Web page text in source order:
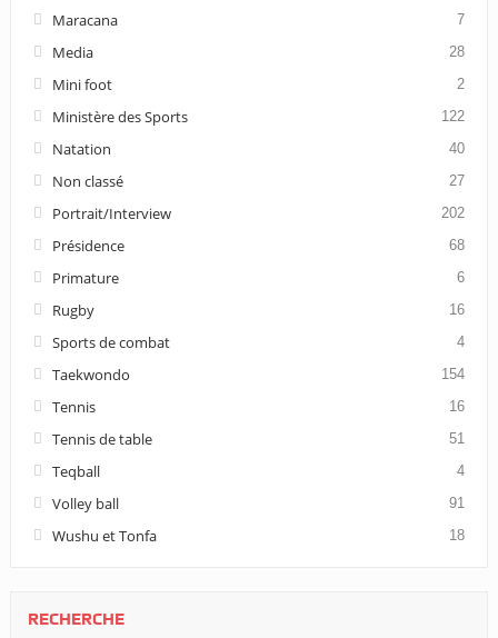
Maracana 7
Media 28
Mini foot 2
Ministère des Sports 122
Natation 40
Non classé 27
Portrait/Interview 202
Présidence 68
Primature 6
Rugby 16
Sports de combat 4
Taekwondo 154
Tennis 16
Tennis de table 51
Teqball 4
Volley ball 91
Wushu et Tonfa 18
RECHERCHE